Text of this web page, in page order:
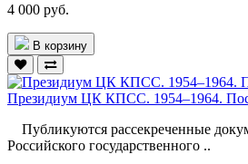
4 000 руб.
В корзину
Президиум ЦК КПСС. 1954–1964.
Публикуются рассекреченные
Российского государственного ..